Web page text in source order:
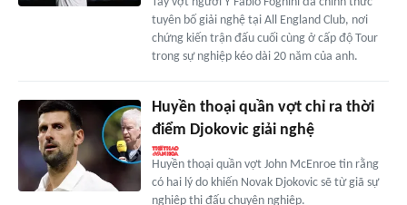
tuyên bố giải nghệ tại All England Club, nơi
chứng kiến trận đấu cuối cùng ở cấp độ Tour
trong sự nghiệp kéo dài 20 năm của anh.
Huyền thoại quần vợt chỉ ra thời
điểm Djokovic giải nghệ
Huyền thoại quần vợt John McEnroe tin rằng
có hai lý do khiến Novak Djokovic sẽ từ giã sự
nghiệp thi đấu chuyên nghiệp.